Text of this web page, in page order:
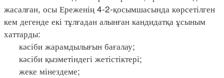
жасалған, осы Ереженің 4-2-қосымшасында көрсетілген
кем дегенде екі тұлғадан алынған кандидатқа ұсыным
хаттарды:
кәсіби жарамдылығын бағалау;
кәсіби қызметіндегі жетістіктері;
жеке мінездеме;